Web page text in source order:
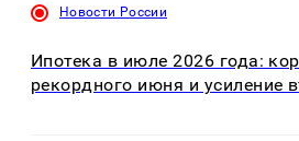
Новости России
Ипотека в июле 2026 года:
рекордного июня и усиление